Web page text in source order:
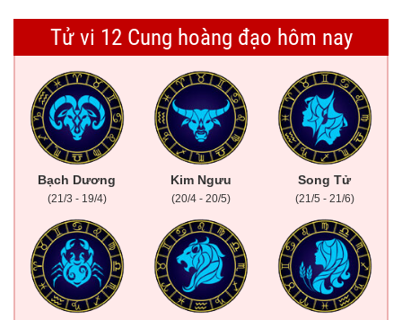
Tử vi 12 Cung hoàng đạo hôm nay
Bạch Dương
(21/3 - 19/4)
Kim Ngưu
(20/4 - 20/5)
Song Tử
(21/5 - 21/6)